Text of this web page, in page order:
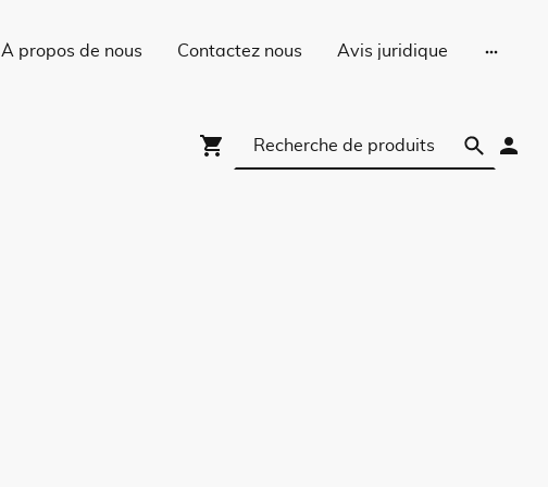
À propos de nous Contactez nous Avis juridique